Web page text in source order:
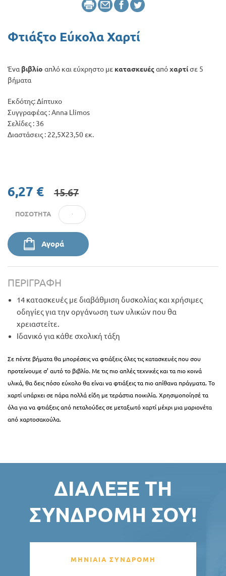
Φτιάξτο Εύκολα Χαρτί
Ένα βιβλίο απλό και εύχρηστο με κατασκευέςαπόχαρτίσε 5
βήματα
Εκδότης: Δίπτυχο
Συγγραφέας : Anna Llimos
Σελίδες : 36
Διαστάσεις : 22,5Χ23,50 εκ.
6,27 € 15.67
ΠΟΣΌΤΗΤΑ
Αγορά
ΠΕΡΙΓΡΑΦΉ
14 κατασκευές με διαβάθμιση δυσκολίας και χρήσιμες
οδηγίες για την οργάνωση των υλικών που θα
χρειαστείτε.
Ιδανικό για κάθε σχολική τάξη
Σε πέντε βήματα θα μπορέσεις να φτιάξεις όλες τις κατασκευές που σου
προτείνουμε σ’ αυτό το βιβλίο. Με τις πιο απλές τεχνικές και τα πιο κοινά
υλικά, θα δεις πόσο εύκολο θα είναι να φτιάξεις τα πιο απίθανα πράγματα. Το
χαρτί υπάρχει σε πάρα πολλά είδη με τεράστια ποικιλία. Χρησιμοποίησέ τα
όλα για να φτιάξεις από πεταλούδες σε μεταξωτό χαρτί μέχρι μια μαριονέτα
από χαρτοσακούλα.
ΔΙΆΛΕΞΕ ΤΗ
ΣΥΝΔΡΟΜΉ ΣΟΥ!
ΜΗΝΙΑΙΑ ΣΥΝΔΡΟΜΗ